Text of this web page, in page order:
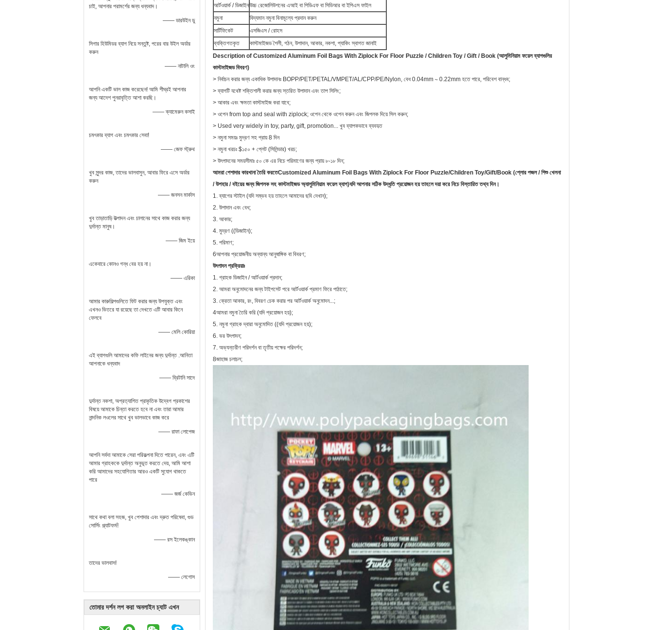
চাই, আপনার পরামর্শের জন্য ধন্যবাদ।
—— ডারউইন ডু
সিগার হিউমিডর ব্যাগ নিয়ে সন্তুষ্ট, পরের বার উইল অর্ডার
করুন
—— নাটালি ওং
আপনি একটি ভাল কাজ করেছেন! আমি শীঘ্রই আপনার
জন্য আদেশ পুনরাবৃত্তি আশা করছি।
—— ক্যামেরুন কসাই
চমৎকার ব্যাগ এবং চমৎকার সেবা!
—— জেফ স্ট্রুথ
খুব সুন্দর কাজ, তাদের ভালবাসুন, আবার ফিরে এসে অর্ডার
করুন
—— জনসন মার্কাস
খুব তাড়াতাড়ি উত্পাদন এবং চালানের সাথে কাজ করার জন্য
দুর্দান্ত মানুষ।
—— জিম ইয়ে
একেবারে কোনও গন্ধ বের হয় না।
—— এরিকা
আমার কারুশিল্পগুলিতে ফিট করার জন্য উপযুক্ত এবং
এখনও ভিতরে যা রয়েছে তা দেখতে এটি আবার কিনে
ফেলবে
—— মেলি কোরিয়া
এই ব্যাগগুলি আমাদের কফি লাইনের জন্য দুর্দান্ত .আনিতা
আপনাকে ধন্যবাদ
—— ব্রিটানি সাদে
দুর্দান্ত নকশা, অপ্রত্যাশিত প্রাকৃতিক উদ্বেগ প্রকাশের
বিষয়ে আমাকে চিন্তা করতে হবে না এবং তারা আমার
নান্দনিক লওলের সাথে খুব ভালভাবে কাজ করে
—— রাফা লোপেজ
আপনি সর্বদা আমাকে সেরা পরিকল্পনা দিতে পারেন, এবং এটি
আমার গ্রাহককে দুর্দান্ত অনুভূত করতে দেয়, আমি আশা
করি আমাদের সহযোগিতার আরও একটি সুযোগ থাকতে
পারে
—— জর্জ কেভিন
সাথে কথা বলা সহজ, খুব পেশাদার এবং দ্রুত পরিষেবা, গুড
সোর্সিং প্ল্যাটফর্ম!
—— রস ইলেকঙ্কান
তাদের ভালবাস!
—— লেগোস
তোমার দর্শন লগ করা অনলাইন চ্যাট এখন
আর্টওয়ার্ক / ডিজাইনউচ্চ রেজোলিউশনের এআই বা পিডিএফ বা সিডিআর বা ইপিএস ফাইল
নমুনা
বিদ্যমান নমুনা বিনামূল্যে প্রদান করুন
সার্টিফিকেট
এসজিএস / রোহস
ব্যক্তিগতকৃত
কাস্টমাইজড শৈলী, গঠন, উপাদান, আকার, নকশা, প্যাকিং স্বাগত জানাই
Description of Customized Aluminum Foil Bags With Ziplock For Floor Puzzle / Children Toy / Gift / Book (আলুমিনিয়াম ফয়েল ব্যাগগুলির
কাস্টমাইজড বিবরণ)
> নির্বাচন করার জন্য একাধিক উপাদানঃ BOPP/PET/PETAL/VMPET/AL/CPP/PE/Nylon, বেধ 0.04mm ∼ 0.22mm হতে পারে, পরিবেশ বান্ধব;
> ব্যাগটি যথেষ্ট শক্তিশালী করার জন্য স্তরিত উপাদান এবং তাপ সিলিং;
> আকার এবং ক্ষমতা কাস্টমাইজ করা যাবে;
> ওপেন from top and seal with ziplock; ওপেন থেকে ওপেন করুন এবং জিপলক দিয়ে সিল করুন;
> Used very widely in toy, party, gift, promotion... খুব ব্যাপকভাবে ব্যবহৃত
> নমুনা সময়ঃ মুদ্রণ সহ প্রায় 8 দিন
> নমুনা খরচঃ $১৫০ + প্লেট (সিলিন্ডার) খরচ;
> উৎপাদনের সময়সীমাঃ ৫০ কে এর নিচে পরিমাণের জন্য প্রায় ৮-১৮ দিন;
আমরা পেশাদার কারখানা তৈরি করতেCustomized Aluminum Foil Bags With Ziplock For Floor Puzzle/Children Toy/Gift/Book (প্লোর পজল / শিশু খেলনা
/ উপহার / বইয়ের জন্য জিপলক সহ কাস্টমাইজড অ্যালুমিনিয়াম ফয়েল ব্যাগ)যদি আপনার সঠিক উদ্ধৃতি প্রয়োজন হয় তাহলে দয়া করে নিচে বিস্তারিত তথ্য দিন।
1. ব্যাগের স্টাইল (যদি সম্ভব হয় তাহলে আমাদের ছবি দেখান);
2. উপাদান এবং বেধ;
3. আকার;
4. মুদ্রণ ((ডিজাইন);
5. পরিমাণ;
6আপনার প্রয়োজনীয় অন্যান্য আনুষাঙ্গিক বা বিবরণ;
উৎপাদন প্রক্রিয়াঃ
1. গ্রাহক ডিজাইন / আর্টওয়ার্ক প্রদান;
2. আমরা অনুমোদনের জন্য টাইপসেট পরে আর্টওয়ার্ক প্রমাণ ফিরে পাঠাতে;
3. ক্রেতা আকার, রং, বিবরণ চেক করার পর আর্টওয়ার্ক অনুমোদন...;
4আমরা নমুনা তৈরি করি (যদি প্রয়োজন হয়);
5. নমুনা গ্রাহক দ্বারা অনুমোদিত ((যদি প্রয়োজন হয়);
6. ভর উৎপাদন;
7. অভ্যন্তরীণ পরিদর্শন বা তৃতীয় পক্ষের পরিদর্শন;
8জাহাজ চলাচল;